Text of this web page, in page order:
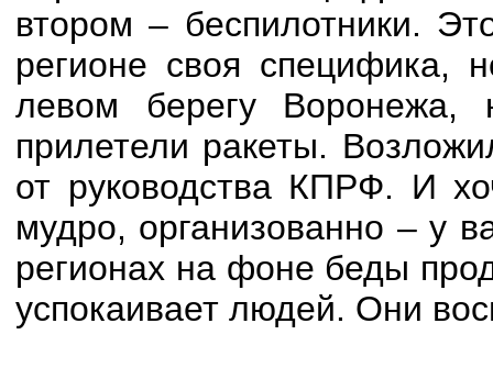
втором – беспилотники.
регионе своя
левом берегу
прилетели ракеты.
от руководства КПРФ. И
мудро, организованно – у
регионах на фоне беды
успокаивает людей. Они